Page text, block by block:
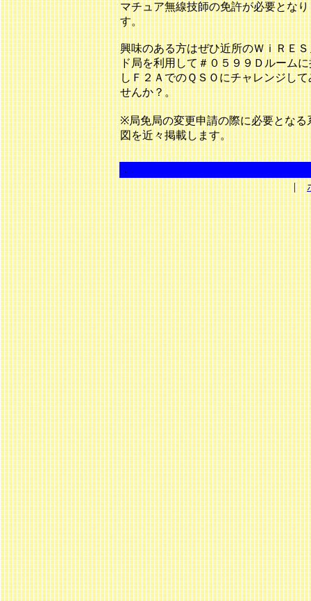
マチュア無線技師の免許が必要となり
す。
興味のある方はぜひ近所のＷｉＲＥ
ド局を利用して＃０５９９Ｄルーム
しＦ２ＡでのＱＳＯにチャレンジして
せんか？。
※局免局の変更申請の際に必要となる
図を近々掲載します。
．
|